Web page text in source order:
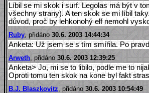
Líbil se mi skok i surf. Legolas má být v
všechny strany). A ten skok se mi líbil
důvod, proč by lehkonohý elf nemohl
Ruby , přidáno 30.6. 2003 14:44:34
Anketa: Už jsem se s tím smířila. Po
Arweth , přidáno 30.6. 2003 12:39:25
Anketa> Jo, mi se to libilo, podle me to
Oproti tomu ten skok na kone byl fakt
B.J. Blaszkovitz , přidáno 30.6. 2003 10:54:49